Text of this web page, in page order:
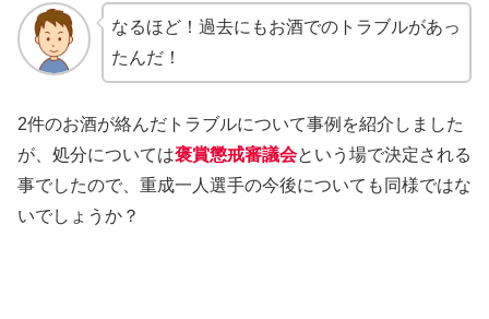
なるほど！過去にもお酒でのトラブルがあっ
たんだ！
2件のお酒が絡んだトラブルについて事例を紹介しました
が、処分については褒賞懲戒審議会という場で決定される
事でしたので、重成一人選手の今後についても同様ではな
いでしょうか？